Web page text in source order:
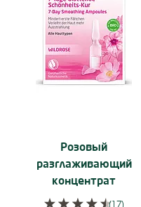
Подробнее:
Розовый
разглаживающий
концентрат
(17)